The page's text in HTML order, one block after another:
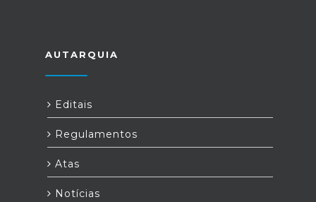
AUTARQUIA
Editais
Regulamentos
Atas
Notícias